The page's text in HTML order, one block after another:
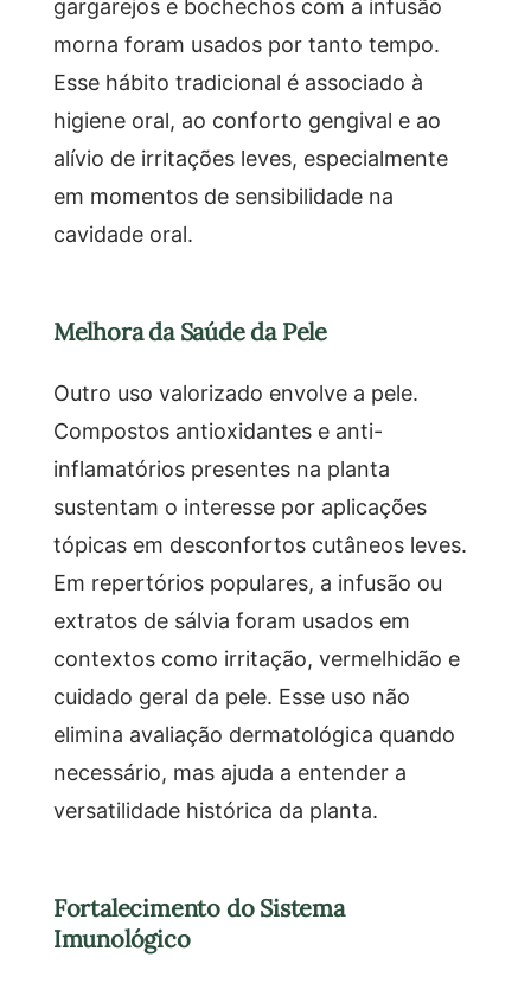
gargarejos e bochechos com a infusão
morna foram usados por tanto tempo.
Esse hábito tradicional é associado à
higiene oral, ao conforto gengival e ao
alívio de irritações leves, especialmente
em momentos de sensibilidade na
cavidade oral.
Melhora da Saúde da Pele
Outro uso valorizado envolve a pele.
Compostos antioxidantes e anti-
inflamatórios presentes na planta
sustentam o interesse por aplicações
tópicas em desconfortos cutâneos leves.
Em repertórios populares, a infusão ou
extratos de sálvia foram usados em
contextos como irritação, vermelhidão e
cuidado geral da pele. Esse uso não
elimina avaliação dermatológica quando
necessário, mas ajuda a entender a
versatilidade histórica da planta.
Fortalecimento do Sistema
Imunológico